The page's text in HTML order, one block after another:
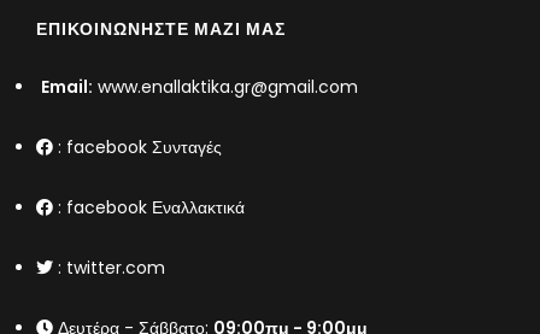
ΕΠΙΚΟΙΝΩΝΉΣΤΕ ΜΑΖΊ ΜΑΣ
Email: www.enallaktika.gr@gmail.com
: facebook Συνταγές
: facebook Εναλλακτικά
: twitter.com
Δευτέρα - Σάββατο: 09:00πμ - 9:00μμ